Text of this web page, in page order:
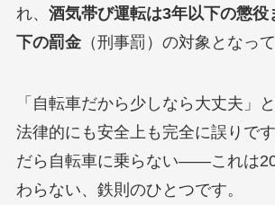
れ、 酒気帯び運転は3年以下の懲役
下の罰金（刑事罰）の対象となって
「自転車だから少しなら大丈夫」
法律的にも安全上も完全に誤りで
だら自転車に乗らない——これは
わらない、鉄則のひとつです。